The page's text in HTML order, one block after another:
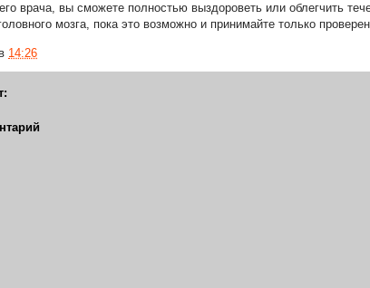
врача, вы сможете полностью выздороветь или облегчить
мозга, пока это возможно и принимайте только
в 14:26